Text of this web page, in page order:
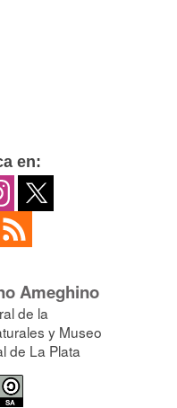
en:
Ameghino
de la
y Museo
de La Plata